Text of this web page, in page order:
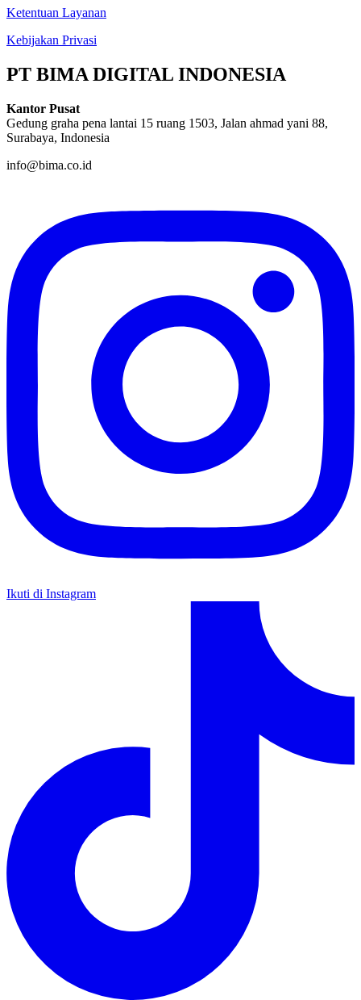
Ketentuan Layanan
Kebijakan Privasi
PT BIMA DIGITAL INDONESIA
Kantor Pusat
Gedung graha pena lantai 15 ruang 1503, Jalan ahmad yani 88,
Surabaya, Indonesia
info@bima.co.id
Ikuti di Instagram